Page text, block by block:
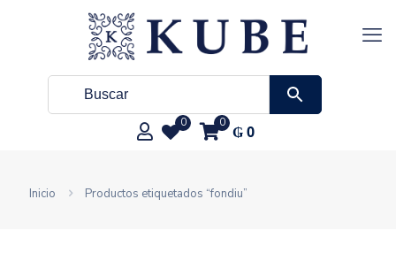
0 0 ₲0
Inicio Productos etiquetados “fondiu”